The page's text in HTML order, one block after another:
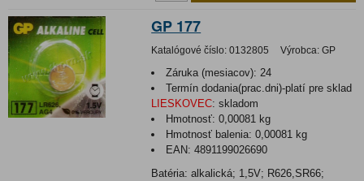
GP 177
Katalógové číslo: 0132805 Výrobca: GP
Záruka (mesiacov): 24
Termín dodania(prac.dni)-platí pre sklad
LIESKOVEC: skladom
Hmotnosť:0,00081 kg
Hmotnosť balenia:0,00081 kg
EAN:4891199026690
Batéria: alkalická; 1,5V; R626,SR66;